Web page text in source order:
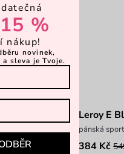
Leroy E
pánská
384 Kč
%
nákup!
novinek,
sleva je Tvoje.